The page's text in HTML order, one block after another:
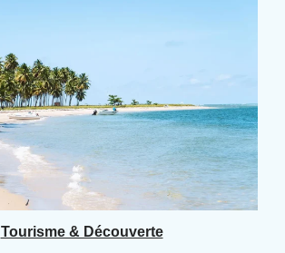
Tourisme & Découverte